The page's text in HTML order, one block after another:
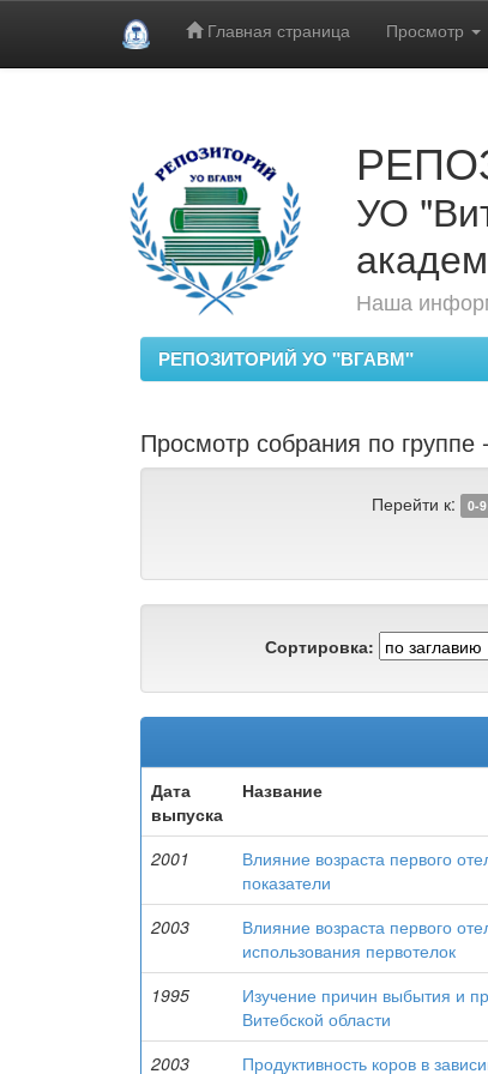
Главная страница Просмотр
УО
Наша
РЕПОЗИТОРИЙ УО "ВГАВМ"
Просмотр собрания по
Перейти к: 0-9
Сортировка:
Дата
выпуска
Название
2001
Влияние возраста первого
показатели
2003
Влияние возраста первого
использования первотелок
1995
Изучение причин выбытия и
Витебской области
2003
Продуктивность коров в